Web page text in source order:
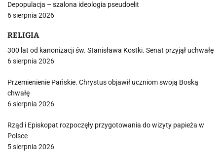
Depopulacja – szalona ideologia pseudoelit
6 sierpnia 2026
RELIGIA
300 lat od kanonizacji św. Stanisława Kostki. Senat przyjął uchwałę
6 sierpnia 2026
Przemienienie Pańskie. Chrystus objawił uczniom swoją Boską
chwałę
6 sierpnia 2026
Rząd i Episkopat rozpoczęły przygotowania do wizyty papieża w
Polsce
5 sierpnia 2026